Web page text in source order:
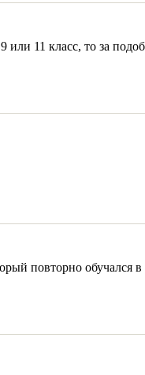
11 класс, то за
повторно обучался в